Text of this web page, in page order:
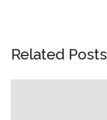
Related Posts